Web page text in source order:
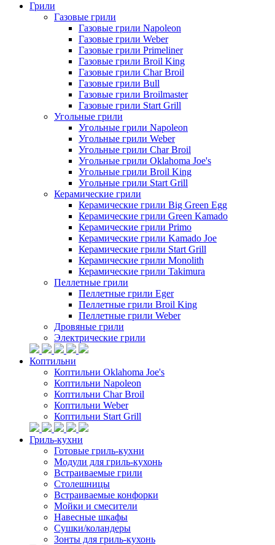
Грили
Газовые грили
Газовые грили Napoleon
Газовые грили Weber
Газовые грили Primeliner
Газовые грили Broil King
Газовые грили Char Broil
Газовые грили Bull
Газовые грили Broilmaster
Газовые грили Start Grill
Угольные грили
Угольные грили Napoleon
Угольные грили Weber
Угольные грили Char Broil
Угольные грили Oklahoma Joe's
Угольные грили Broil King
Угольные грили Start Grill
Керамические грили
Керамические грили Big Green Egg
Керамические грили Green Kamado
Керамические грили Primo
Керамические грили Kamado Joe
Керамические грили Start Grill
Керамические грили Monolith
Керамические грили Takimura
Пеллетные грили
Пеллетные грили Eger
Пеллетные грили Broil King
Пеллетные грили Weber
Дровяные грили
Электрические грили
Коптильни
Коптильни Oklahoma Joe's
Коптильни Napoleon
Коптильни Char Broil
Коптильни Weber
Коптильни Start Grill
Гриль-кухни
Готовые гриль-кухни
Модули для гриль-кухонь
Встраиваемые грили
Столешницы
Встраиваемые конфорки
Мойки и смесители
Навесные шкафы
Сушки/коландеры
Зонты для гриль-кухонь